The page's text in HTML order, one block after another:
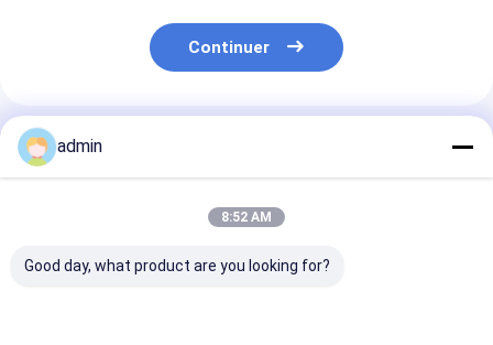
Continuer
Produits Recommandés
admin
8:52 AM
Good day, what product are you looking for?